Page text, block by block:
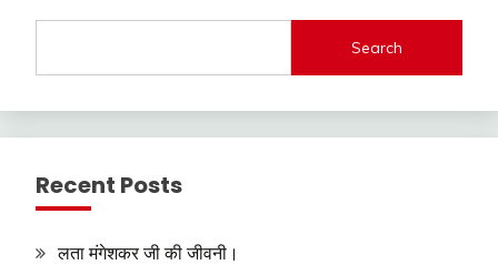
Search
Recent Posts
लता मंगेशकर जी की जीवनी।